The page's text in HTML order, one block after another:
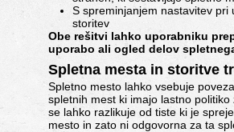
S spreminjanjem nastavitev pri
storitev
Obe rešitvi lahko uporabniku
uporabo ali ogled delov
Spletna mesta in storitve
Spletno mesto lahko vsebuje
spletnih mest ki imajo lastno politiko
se lahko razlikuje od tiste ki je
mesto in zato ni odgovorna za ta